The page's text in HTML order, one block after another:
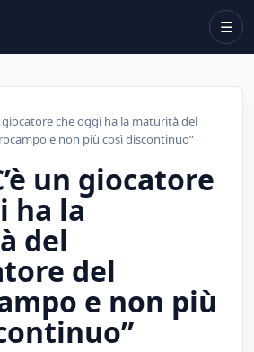
☰
giocatore che oggi ha la maturità del
e non più così discontinuo”
un giocatore
ha la
del
del
e non più